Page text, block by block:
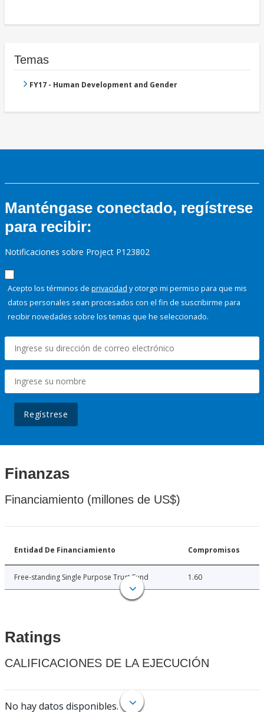
Temas
FY17 - Human Development and Gender
Manténgase conectado, regístrese
para recibir:
Notificaciones sobre Project P123802
Acepto los términos de privacidad y otorgo mi permiso para que mis
datos personales sean procesados con el fin de suscribirme para
recibir novedades sobre los temas que he seleccionado.
Regístrese
Finanzas
Financiamiento (millones de US$)
Entidad De Financiamiento Compromisos
Free-standing Single Purpose Trust Fund 1.60
Ratings
CALIFICACIONES DE LA EJECUCIÓN
No hay datos disponibles.